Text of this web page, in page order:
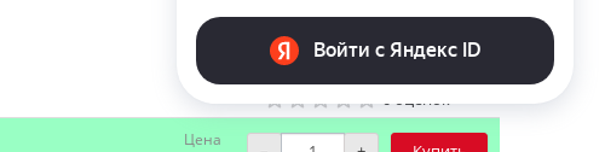
О бренде GENERAL MOTORS
Цена